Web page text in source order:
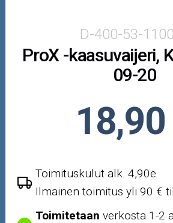
Öljyt ja kemikaalit
Outlet-tuotteet
D-400-53-
ProX -kaasuvaijeri,
09-20
Toimituskulut alk. 4,90e
Ilmainen toimitus yli 90 €
Toimitetaan verkosta 1-2